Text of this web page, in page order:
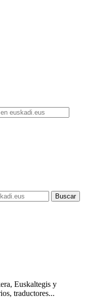
, Euskaltegis y
traductores...